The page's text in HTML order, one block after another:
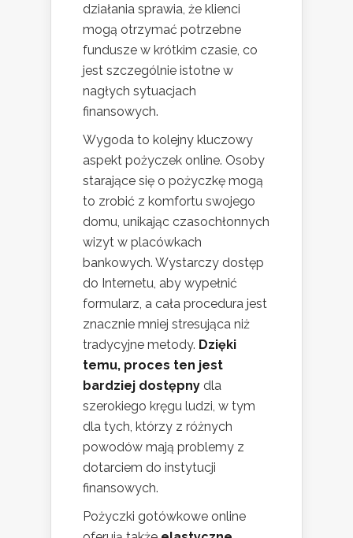
działania sprawia, że klienci
mogą otrzymać potrzebne
fundusze w krótkim czasie, co
jest szczególnie istotne w
nagłych sytuacjach
finansowych.
Wygoda to kolejny kluczowy
aspekt pożyczek online. Osoby
starające się o pożyczkę mogą
to zrobić z komfortu swojego
domu, unikając czasochłonnych
wizyt w placówkach
bankowych. Wystarczy dostęp
do Internetu, aby wypełnić
formularz, a cała procedura jest
znacznie mniej stresująca niż
tradycyjne metody. Dzięki
temu, proces ten jest
bardziej dostępny dla
szerokiego kręgu ludzi, w tym
dla tych, którzy z różnych
powodów mają problemy z
dotarciem do instytucji
finansowych.
Pożyczki gotówkowe online